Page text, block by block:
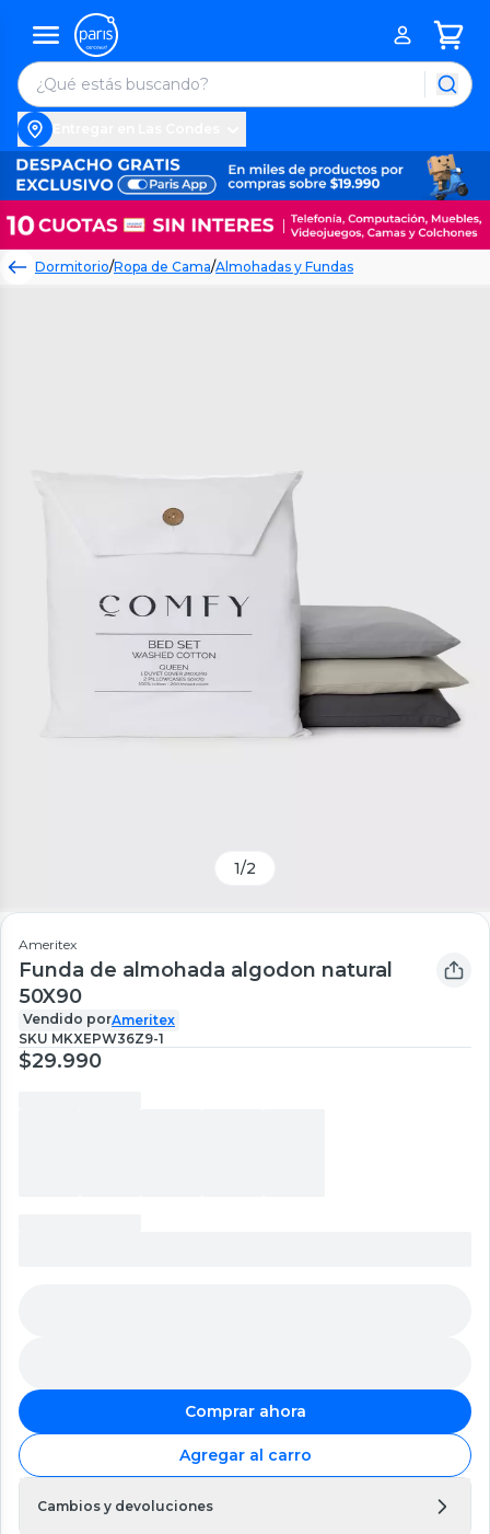
Dormitorio/Ropa de Cama/Almohadas y Fundas
1/2
Ameritex
Funda de almohada algodon natural
50X90
Vendido porAmeritex
SKU MKXEPW36Z9-1
$29.990
Comprar ahora
Agregar al carro
Cambios y devoluciones